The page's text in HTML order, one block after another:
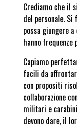
Crediamo che il
del personale. Si
possa giungere
hanno
Capiamo
facili da
con propositi
collaborazione
militari e
devono dare, il